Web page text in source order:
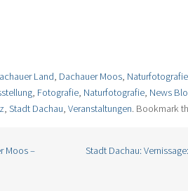
Land, Dachauer Moos, Naturfotografie
, Fotografie, Naturfotografie, News
, Stadt Dachau, Veranstaltungen. Bookmark
Moos –
Stadt Dachau: